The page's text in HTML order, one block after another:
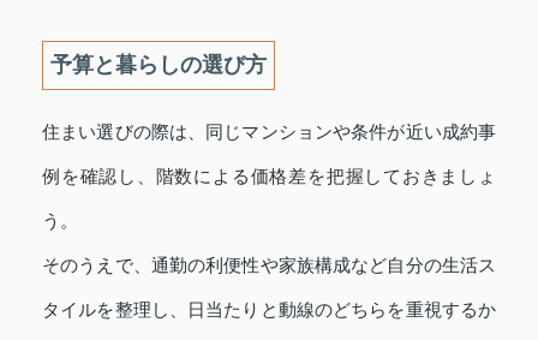
予算と暮らしの選び方
住まい選びの際は、同じマンションや条件が近い成約事
例を確認し、階数による価格差を把握しておきましょ
う。
そのうえで、通勤の利便性や家族構成など自分の生活ス
タイルを整理し、日当たりと動線のどちらを重視するか